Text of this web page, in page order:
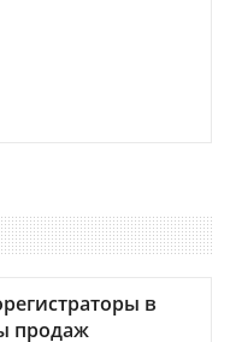
в
продаж